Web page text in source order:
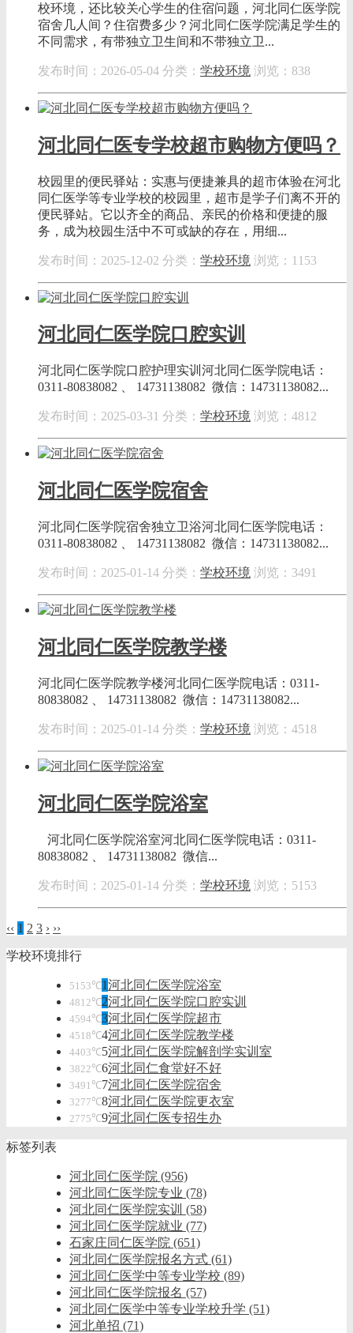
校环境，还比较关心学生的住宿问题，河北同仁医学院
宿舍几人间？住宿费多少？河北同仁医学院满足学生的
不同需求，有带独立卫生间和不带独立卫...
发布时间：2026-05-04 分类： 学校环境 浏览：838
河北同仁医专学校超市购物方便吗？
校园里的便民驿站：实惠与便捷兼具的超市体验在河北
同仁医学等专业学校的校园里，超市是学子们离不开的
便民驿站。它以齐全的商品、亲民的价格和便捷的服
务，成为校园生活中不可或缺的存在，用细...
发布时间：2025-12-02 分类： 学校环境 浏览：1153
河北同仁医学院口腔实训
河北同仁医学院口腔护理实训河北同仁医学院电话：
0311-80838082 、 14731138082 微信：14731138082...
发布时间：2025-03-31 分类： 学校环境 浏览：4812
河北同仁医学院宿舍
河北同仁医学院宿舍独立卫浴河北同仁医学院电话：
0311-80838082 、 14731138082 微信：14731138082...
发布时间：2025-01-14 分类： 学校环境 浏览：3491
河北同仁医学院教学楼
河北同仁医学院教学楼河北同仁医学院电话：0311-
80838082 、 14731138082 微信：14731138082...
发布时间：2025-01-14 分类： 学校环境 浏览：4518
河北同仁医学院浴室
河北同仁医学院浴室河北同仁医学院电话：0311-
80838082 、 14731138082 微信...
发布时间：2025-01-14 分类： 学校环境 浏览：5153
‹‹ 1 2 3 › ››
学校环境排行
5153℃1河北同仁医学院浴室
4812℃2河北同仁医学院口腔实训
4594℃3河北同仁医学院超市
4518℃4河北同仁医学院教学楼
4403℃5河北同仁医学院解剖学实训室
3822℃6河北同仁食堂好不好
3491℃7河北同仁医学院宿舍
3277℃8河北同仁医学院更衣室
2775℃9河北同仁医专招生办
标签列表
河北同仁医学院 (956)
河北同仁医学院专业 (78)
河北同仁医学院实训 (58)
河北同仁医学院就业 (77)
石家庄同仁医学院 (651)
河北同仁医学院报名方式 (61)
河北同仁医学中等专业学校 (89)
河北同仁医学院报名 (57)
河北同仁医学中等专业学校升学 (51)
河北单招 (71)